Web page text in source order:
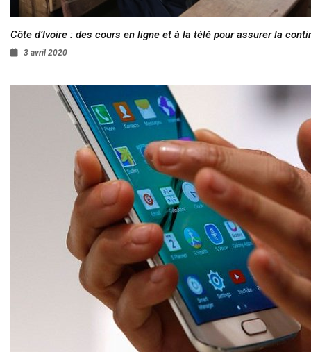
Côte d’Ivoire : des cours en ligne et à la télé pour assurer la
3 avril 2020